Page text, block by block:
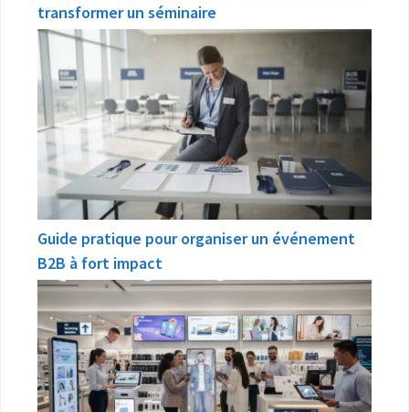
transformer un séminaire
Guide pratique pour organiser un événement
B2B à fort impact